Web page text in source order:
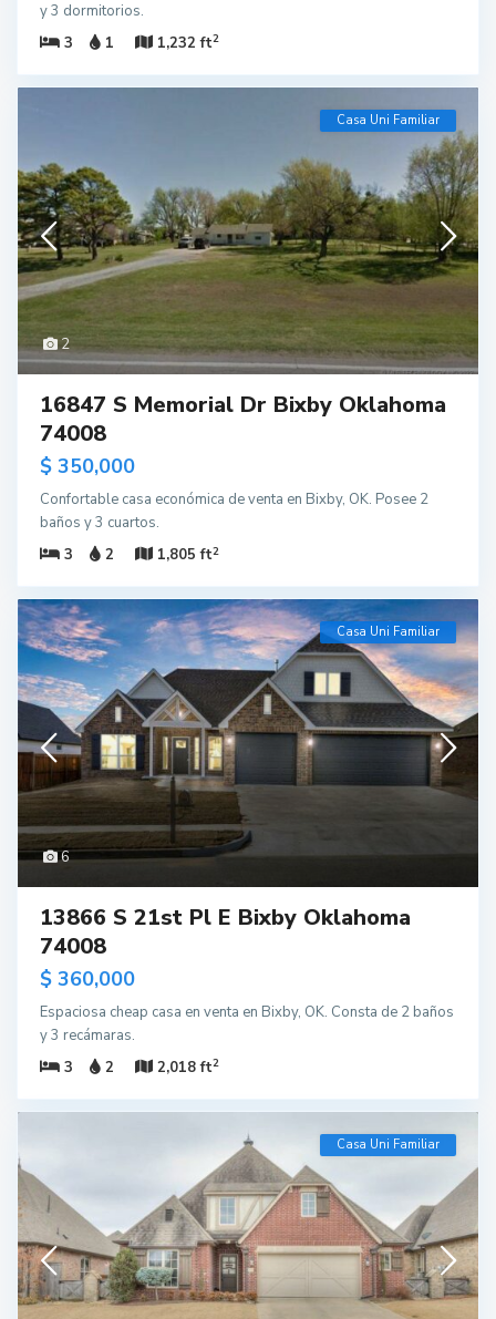
y 3 dormitorios.
3
1 1,232 ft2
2
Casa Uni Familiar
16847 S Memorial Dr Bixby Oklahoma
74008
$ 350,000
Confortable casa económica de venta en Bixby, OK. Posee 2
baños y 3 cuartos.
3
2 1,805 ft2
6
Casa Uni Familiar
13866 S 21st Pl E Bixby Oklahoma
74008
$ 360,000
Espaciosa cheap casa en venta en Bixby, OK. Consta de 2 baños
y 3 recámaras.
3
2 2,018 ft2
Casa Uni Familiar